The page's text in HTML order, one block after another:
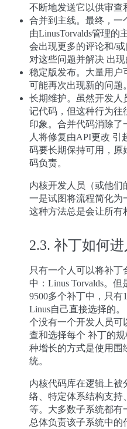
不断地发送它以供审查
合并到主线。最终，一
由LinusTorvalds管理的
会出现更多的评论和/
对这些问题并解决 出现
稳定版发布。大量用户
可能再次出现新的问题。
长期维护。虽然开发人
记代码，但这种行为往
印象。合并代码消除了
人将修复由API更改 引
码要长期保持可用，原
码负责。
内核开发人员（或他们
一是试图将流程简化为
这种方法总是会让所有
2.3. 补丁如何
只有一个人可以将补
中：Linus Torvalds。
9500多个补丁中，只有
Linus自己直接选择的
个没有一个开发人员可
查和选择每个 补丁的
种增长的方式是使用围
统。
内核代码库在逻辑上被
络、特定体系结构支持
等。大多数子系统都有
总体负责该子系统中的